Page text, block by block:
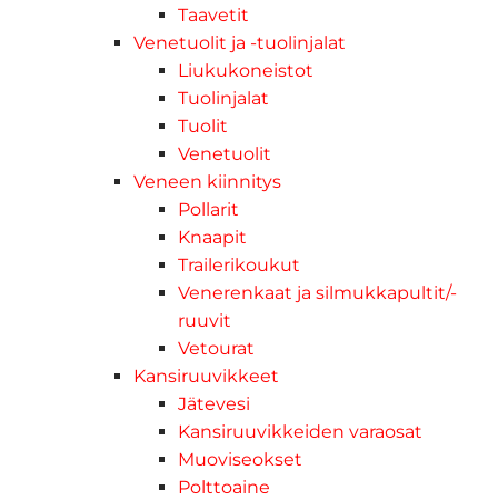
Taavetit
Venetuolit ja -tuolinjalat
Liukukoneistot
Tuolinjalat
Tuolit
Venetuolit
Veneen kiinnitys
Pollarit
Knaapit
Trailerikoukut
Venerenkaat ja silmukkapultit/-
ruuvit
Vetourat
Kansiruuvikkeet
Jätevesi
Kansiruuvikkeiden varaosat
Muoviseokset
Polttoaine